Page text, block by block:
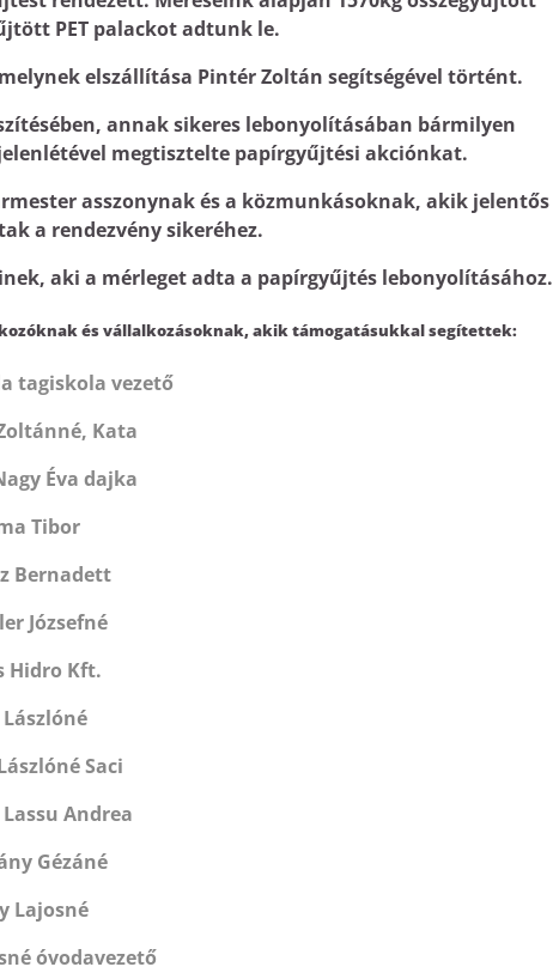
PET palackot adtunk le.
elszállítása Pintér Zoltán segítségével történt.
annak sikeres lebonyolításában bármilyen
megtisztelte papírgyűjtési akciónkat.
asszonynak és a közmunkásoknak, akik jelentős
a rendezvény sikeréhez.
aki a mérleget adta a papírgyűjtés lebonyolításához.
és vállalkozásoknak, akik támogatásukkal segítettek:
tagiskola vezető
Kata
Éva dajka
Tibor
Bernadett
Józsefné
Hidro Kft.
Lászlóné
Saci
Andrea
Gézáné
Lajosné
óvodavezető